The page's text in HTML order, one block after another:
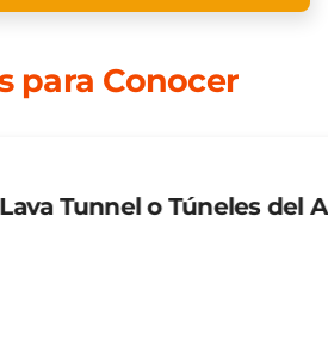
para Conocer
o Túneles del Amor